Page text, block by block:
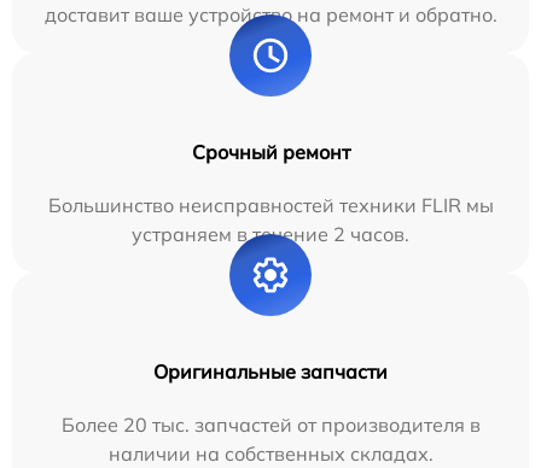
доставит ваше устройство на ремонт и обратно.
Срочный ремонт
Большинство неисправностей техники FLIR мы
устраняем в течение 2 часов.
Оригинальные запчасти
Более 20 тыс. запчастей от производителя в
наличии на собственных складах.